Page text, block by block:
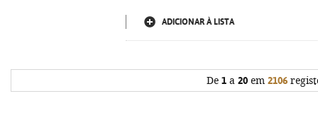
ADICIONAR À LISTA
De 1a 20em 2106